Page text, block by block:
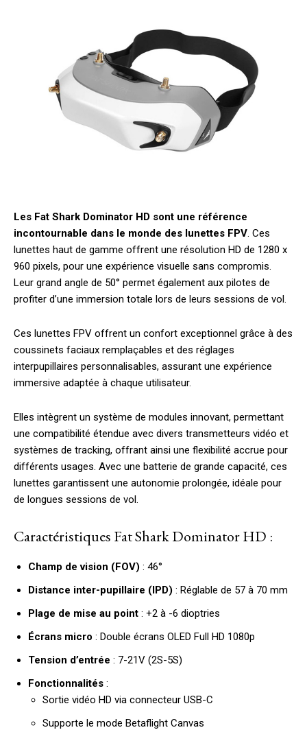
Les Fat Shark Dominator HD sont une référence
incontournable dans le monde des lunettes FPV. Ces
lunettes haut de gamme offrent une résolution HD de 1280 x
960 pixels, pour une expérience visuelle sans compromis.
Leur grand angle de 50° permet également aux pilotes de
profiter d’une immersion totale lors de leurs sessions de vol.
Ces lunettes FPV offrent un confort exceptionnel grâce à des
coussinets faciaux remplaçables et des réglages
interpupillaires personnalisables, assurant une expérience
immersive adaptée à chaque utilisateur.
Elles intègrent un système de modules innovant, permettant
une compatibilité étendue avec divers transmetteurs vidéo et
systèmes de tracking, offrant ainsi une flexibilité accrue pour
différents usages. Avec une batterie de grande capacité, ces
lunettes garantissent une autonomie prolongée, idéale pour
de longues sessions de vol.
Caractéristiques Fat Shark Dominator HD :
Champ de vision (FOV) : 46°
Distance inter-pupillaire (IPD) : Réglable de 57 à 70 mm
Plage de mise au point : +2 à -6 dioptries
Écrans micro : Double écrans OLED Full HD 1080p
Tension d’entrée : 7-21V (2S-5S)
Fonctionnalités :
Sortie vidéo HD via connecteur USB-C
Supporte le mode Betaflight Canvas